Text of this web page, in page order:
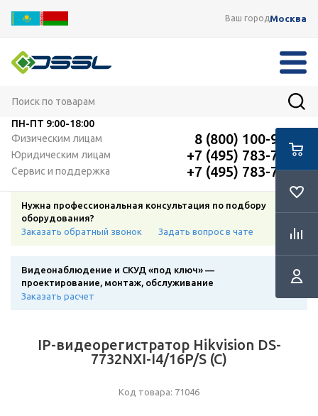
Ваш городМосква
ПН-ПТ 9:00-18:00
Физическим лицам
8 (800) 100-91-12
Юридическим лицам +7 (495) 783-72-87
Сервис и поддержка +7 (495) 783-72-87
Нужна профессиональная консультация по подбору
оборудования?
Заказать обратный звонок
Задать вопрос в чате
Видеонаблюдение и СКУД «под ключ» —
проектирование, монтаж, обслуживание
Заказать расчет
IP-видеорегистратор Hikvision DS-
7732NXI-I4/16P/S (C)
Код товара: 71046